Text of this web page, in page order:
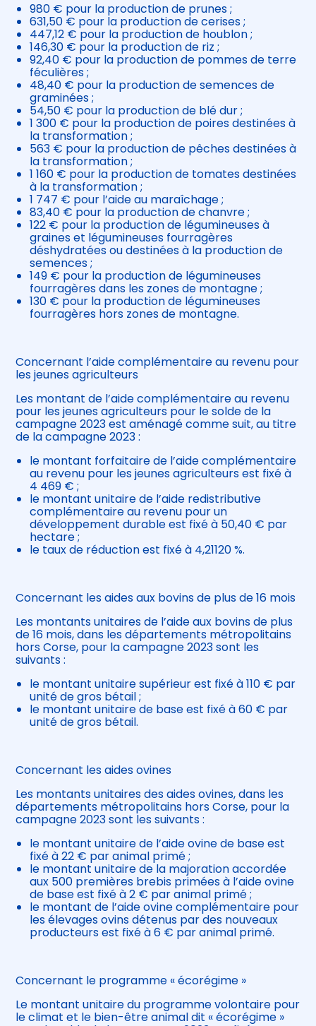
980 € pour la production de prunes ;
631,50 € pour la production de cerises ;
447,12 € pour la production de houblon ;
146,30 € pour la production de riz ;
92,40 € pour la production de pommes de terre
féculières ;
48,40 € pour la production de semences de
graminées ;
54,50 € pour la production de blé dur ;
1 300 € pour la production de poires destinées à
la transformation ;
563 € pour la production de pêches destinées à
la transformation ;
1 160 € pour la production de tomates destinées
à la transformation ;
1 747 € pour l’aide au maraîchage ;
83,40 € pour la production de chanvre ;
122 € pour la production de légumineuses à
graines et légumineuses fourragères
déshydratées ou destinées à la production de
semences ;
149 € pour la production de légumineuses
fourragères dans les zones de montagne ;
130 € pour la production de légumineuses
fourragères hors zones de montagne.
Concernant l’aide complémentaire au revenu pour
les jeunes agriculteurs
Les montant de l’aide complémentaire au revenu
pour les jeunes agriculteurs pour le solde de la
campagne 2023 est aménagé comme suit, au titre
de la campagne 2023 :
le montant forfaitaire de l’aide complémentaire
au revenu pour les jeunes agriculteurs est fixé à
4 469 € ;
le montant unitaire de l’aide redistributive
complémentaire au revenu pour un
développement durable est fixé à 50,40 € par
hectare ;
le taux de réduction est fixé à 4,21120 %.
Concernant les aides aux bovins de plus de 16 mois
Les montants unitaires de l’aide aux bovins de plus
de 16 mois, dans les départements métropolitains
hors Corse, pour la campagne 2023 sont les
suivants :
le montant unitaire supérieur est fixé à 110 € par
unité de gros bétail ;
le montant unitaire de base est fixé à 60 € par
unité de gros bétail.
Concernant les aides ovines
Les montants unitaires des aides ovines, dans les
départements métropolitains hors Corse, pour la
campagne 2023 sont les suivants :
le montant unitaire de l’aide ovine de base est
fixé à 22 € par animal primé ;
le montant unitaire de la majoration accordée
aux 500 premières brebis primées à l’aide ovine
de base est fixé à 2 € par animal primé ;
le montant de l’aide ovine complémentaire pour
les élevages ovins détenus par des nouveaux
producteurs est fixé à 6 € par animal primé.
Concernant le programme « écorégime »
Le montant unitaire du programme volontaire pour
le climat et le bien-être animal dit « écorégime »